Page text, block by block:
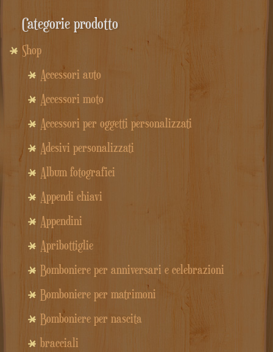
Categorie prodotto
Shop
Accessori auto
Accessori moto
Accessori per oggetti personalizzati
Adesivi personalizzati
Album fotografici
Appendi chiavi
Appendini
Apribottiglie
Bomboniere per anniversari e celebrazioni
Bomboniere per matrimoni
Bomboniere per nascita
bracciali